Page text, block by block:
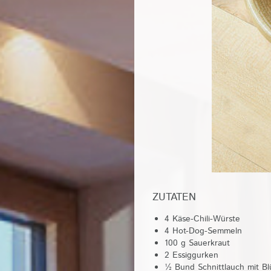
ZUTATEN
4 Käse-Chili-Würste
4 Hot-Dog-Semmeln
100 g Sauerkraut
2 Essiggurken
½ Bund Schnittlauch mit